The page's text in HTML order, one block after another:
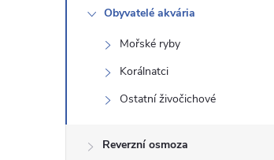
e
Obyvatelé akvária
Mořské ryby
Korálnatci
Ostatní živočichové
Reverzní osmoza